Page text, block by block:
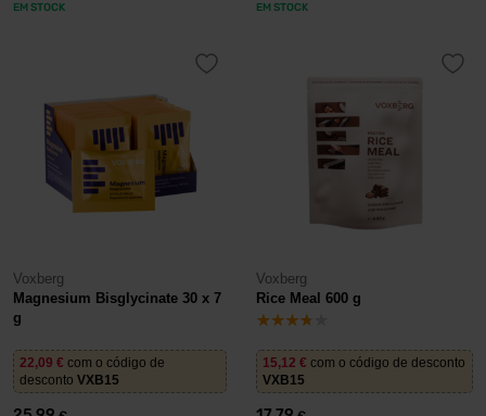
EM STOCK EM STOCK
Voxberg
Magnesium Bisglycinate 30 x 7
g
22,09 €
desconto VXB15
Voxberg
Rice Meal 600 g
15,12 € com o código de desconto
VXB15